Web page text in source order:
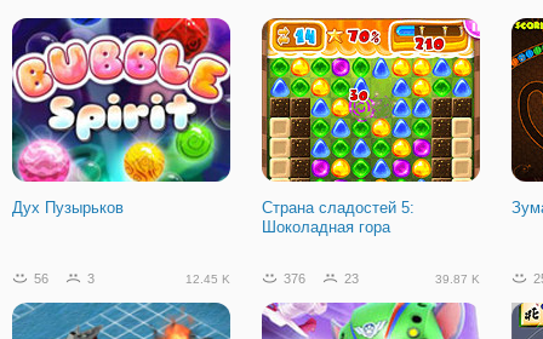
Laqueus Побег: Глава 2
Дух Пузырьков
Страна сладостей 5:
Шоколадная гора
56 3 12.45 K 376 23 39.87 K